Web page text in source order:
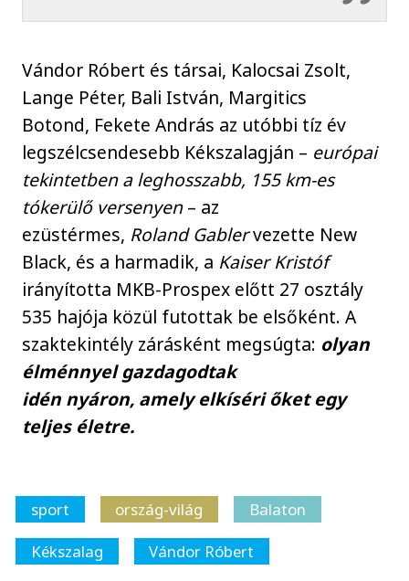
Vándor Róbert és társai, Kalocsai Zsolt,
Lange Péter, Bali István, Margitics
Botond, Fekete András az utóbbi tíz év
legszélcsendesebb Kékszalagján – európai
tekintetben a leghosszabb, 155 km-es
tókerülő versenyen– az
ezüstérmes, Roland Gablervezette New
Black, és a harmadik, a Kaiser Kristóf
irányította MKB-Prospex előtt 27 osztály
535 hajója közül futottak be elsőként. A
szaktekintély zárásként megsúgta: olyan
élménnyel gazdagodtak
idén nyáron, amely elkíséri őket egy
teljes életre.
sport ország-világ
Balaton
Kékszalag
Vándor Róbert